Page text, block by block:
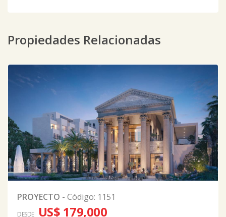
Propiedades Relacionadas
PROYECTO - Código: 1151
DESDE US$ 179,000